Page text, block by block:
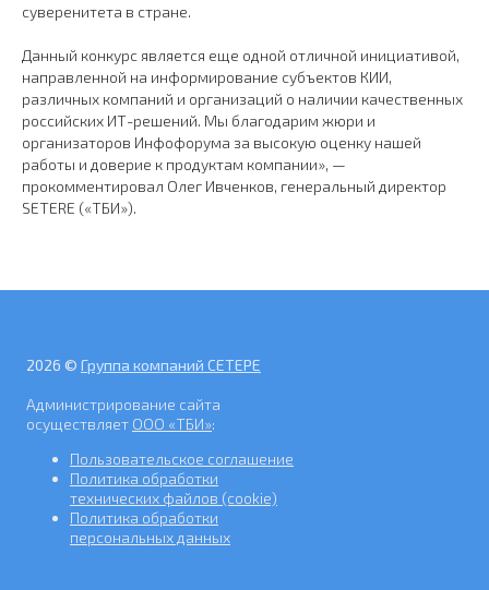
суверенитета в стране.
Данный конкурс является еще одной отличной инициативой,
направленной на информирование субъектов КИИ,
различных компаний и организаций о наличии качественных
российских ИТ-решений. Мы благодарим жюри и
организаторов Инфофорума за высокую оценку нашей
работы и доверие к продуктам компании», —
прокомментировал Олег Ивченков, генеральный директор
SETERE («ТБИ»).
2026 © Группа компаний СЕТЕРЕ
Администрирование сайта
осуществляет ООО «ТБИ»:
Пользовательское соглашение
Политика обработки
технических файлов (cookie)
Политика обработки
персональных данных